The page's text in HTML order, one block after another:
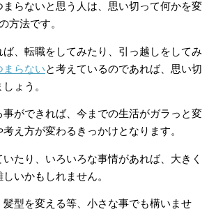
まらないと思う人は、思い切って何かを変
方法です。
ば、転職をしてみたり、引っ越しをしてみ
まらないと考えているのであれば、思い切
ょう。
事ができれば、今までの生活がガラっと変
え方が変わるきっかけとなります。
たり、いろいろな事情があれば、大きく
いかもしれません。
髪型を変える等、小さな事でも構いませ